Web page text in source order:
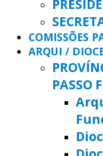
COMISSÕES
ARQUI /
PASSO